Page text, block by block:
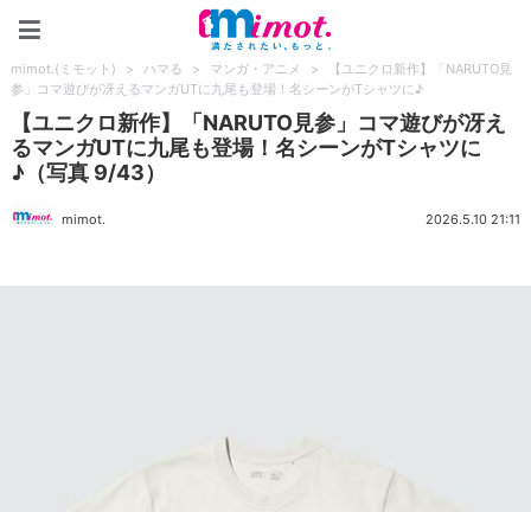
mimot.(ミモット) > ハマる > マンガ・アニメ >
【ユニクロ新作】「NARUTO見
参」コマ遊びが冴えるマンガUTに九尾も登場！名シーンがTシャツに♪
【ユニクロ新作】「NARUTO見参」コマ遊びが冴え
るマンガUTに九尾も登場！名シーンがTシャツに
♪（写真 9/43）
mimot. 2026.5.10 21:11